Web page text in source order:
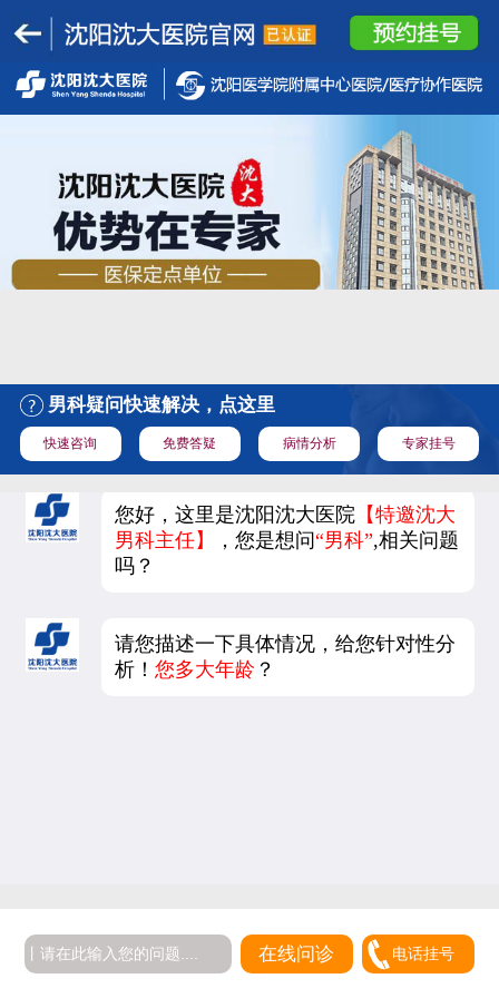
男科疑问快速解决，点这里
快速咨询 免费答疑 病情分析 专家挂号
您好，这里是沈阳沈大医院 【特邀沈大
男科主任】
，您是想问“男科”,相关问题
吗？
请您描述一下具体情况，给您针对性分
析！您多大年龄 ？
在线问诊 电话挂号